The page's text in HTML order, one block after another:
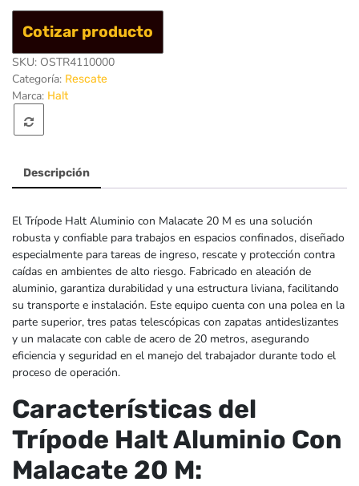
de
rescate
con
malacate
20
Cotizar producto
SKU: OSTR4110000
Categoría: Rescate
Marca: Halt
Descripción
El Trípode Halt Aluminio con Malacate 20 M es una solución
robusta y confiable para trabajos en espacios confinados, diseñado
especialmente para tareas de ingreso, rescate y protección contra
caídas en ambientes de alto riesgo. Fabricado en aleación de
aluminio, garantiza durabilidad y una estructura liviana, facilitando
su transporte e instalación. Este equipo cuenta con una polea en la
parte superior, tres patas telescópicas con zapatas antideslizantes
y un malacate con cable de acero de 20 metros, asegurando
eficiencia y seguridad en el manejo del trabajador durante todo el
proceso de operación.
Características del
Trípode Halt Aluminio Con
Malacate 20 M: